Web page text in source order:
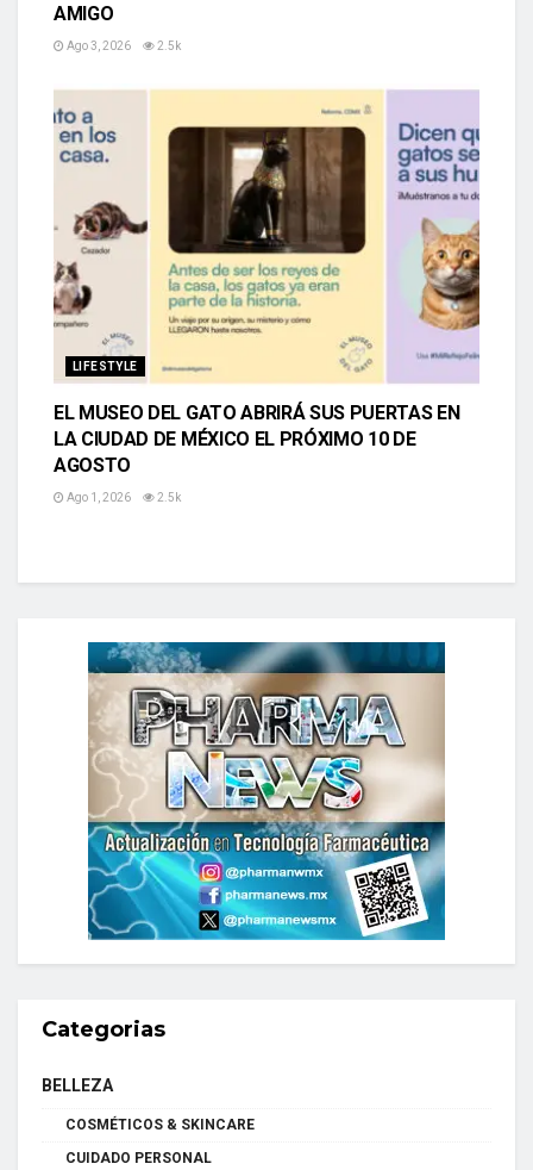
AMIGO
Ago 3, 2026 2.5k
LIFESTYLE
EL MUSEO DEL GATO ABRIRÁ SUS PUERTAS EN
LA CIUDAD DE MÉXICO EL PRÓXIMO 10 DE
AGOSTO
Ago 1, 2026 2.5k
Categorias
BELLEZA
COSMÉTICOS & SKINCARE
CUIDADO PERSONAL